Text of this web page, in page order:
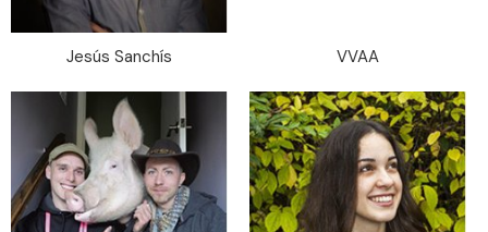
Jesús Sanchís VVAA